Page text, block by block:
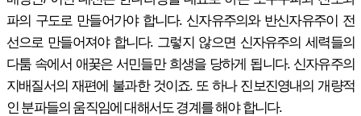
파의 구도로 만들어가야 합니다. 신자유주의와 반신자유주이 전
선으로 만들어져야 합니다. 그렇지 않으면 신자유주의 세력들의
다툼 속에서 애꿎은 서민들만 희생을 당하게 됩니다. 신자유주의
지배질서의 재편에 불과한 것이죠. 또 하나 진보진영내의 개량적
인 분파들의 움직임에 대해서도 경계를 해야 합니다.